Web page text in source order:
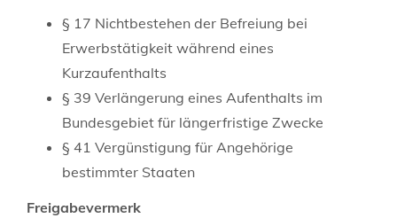
§ 17 Nichtbestehen der Befreiung bei
Erwerbstätigkeit während eines
Kurzaufenthalts
§ 39 Verlängerung eines Aufenthalts im
Bundesgebiet für längerfristige Zwecke
§ 41 Vergünstigung für Angehörige
bestimmter Staaten
Freigabevermerk